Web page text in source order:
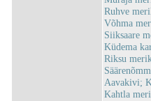
Ruhve
Võhma
Siiksaare
Küdema
Riksu
Aavakivi;
Kahtla